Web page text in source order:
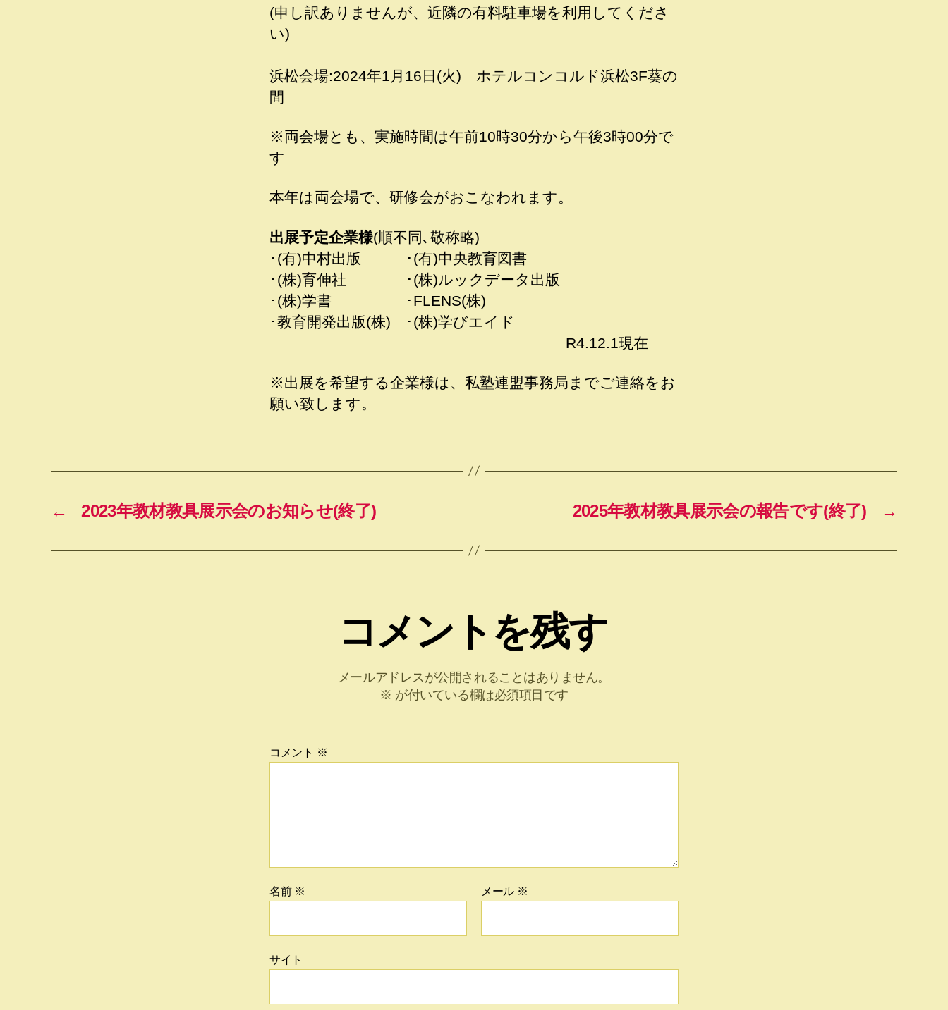
了)
(申し訳ありませんが、近隣の有料駐車場を利用してくださ
い)
浜松会場:2024年1月16日(火) ホテルコンコルド浜松3F葵の
間
※両会場とも、実施時間は午前10時30分から午後3時00分で
す
本年は両会場で、研修会がおこなわれます。
出展予定企業様(順不同､敬称略)
･(有)中村出版 ･(有)中央教育図書
･(株)育伸社 ･(株)ルックデータ出版
･(株)学書 ･FLENS(株)
･教育開発出版(株) ･(株)学びエイド
R4.12.1現在
※出展を希望する企業様は、私塾連盟事務局までご連絡をお
願い致します。
← 2023年教材教具展示会のお知らせ(終了) →
2025年教材教具展示会の報告です(終了)
コメントを残す
メールアドレスが公開されることはありません。
※ が付いている欄は必須項目です
コメント ※
名前 ※ メール ※
サイト